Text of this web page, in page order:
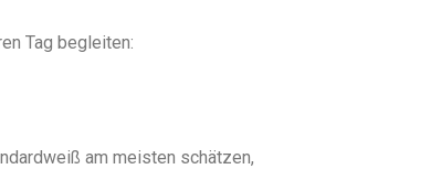
Tag begleiten:
am meisten schätzen,